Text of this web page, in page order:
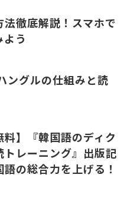
徹底解説！スマホで
う
ングルの仕組みと読
料】『韓国語のディク
トレーニング』出版記
の総合力を上げる！